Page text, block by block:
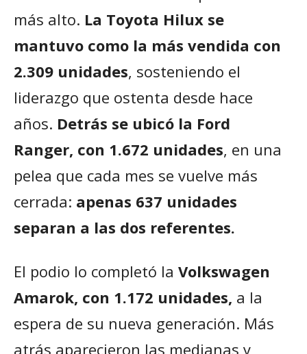
más alto. La Toyota Hilux se
mantuvo como la más vendida con
2.309 unidades, sosteniendo el
liderazgo que ostenta desde hace
años. Detrás se ubicó la Ford
Ranger, con 1.672 unidades, en una
pelea que cada mes se vuelve más
cerrada: apenas 637 unidades
separan a las dos referentes.
El podio lo completó la Volkswagen
Amarok, con 1.172 unidades, a la
espera de su nueva generación. Más
atrás aparecieron las medianas y